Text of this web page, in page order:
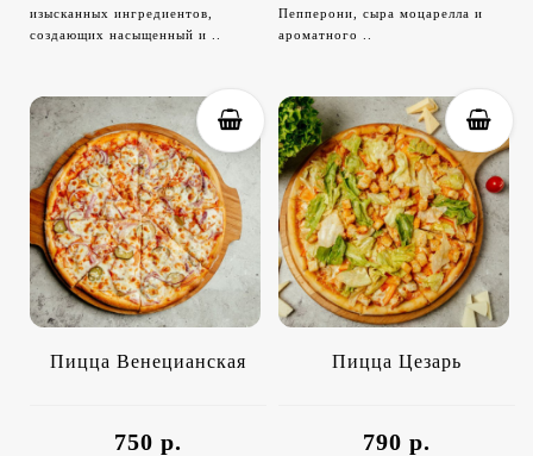
изысканных ингредиентов,
создающих насыщенный и ..
Пепперони, сыра моцарелла и
ароматного ..
Пицца Венецианская
750 р.
Пицца Цезарь
790 р.